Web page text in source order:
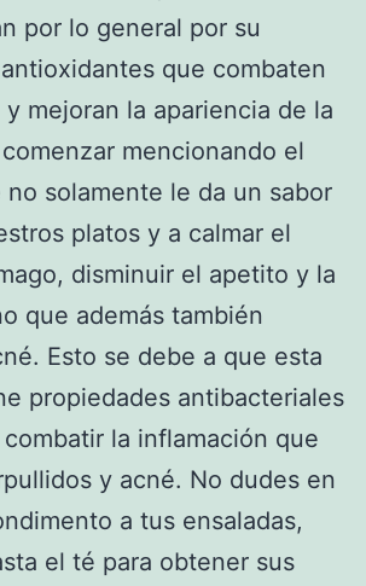
por lo general por su
que combaten
mejoran la apariencia de la
mencionando el
solamente le da un sabor
platos y a calmar el
disminuir el apetito y la
que además también
Esto se debe a que esta
propiedades antibacteriales
la inflamación que
y acné. No dudes en
a tus ensaladas,
el té para obtener sus